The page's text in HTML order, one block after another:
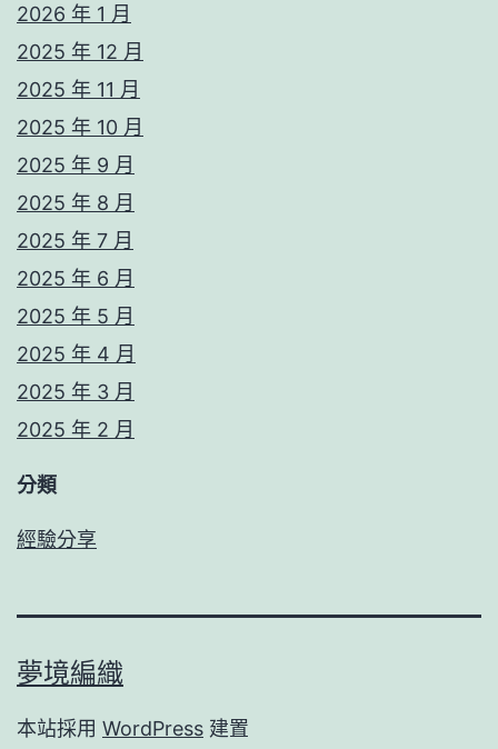
2026 年 1 月
2025 年 12 月
2025 年 11 月
2025 年 10 月
2025 年 9 月
2025 年 8 月
2025 年 7 月
2025 年 6 月
2025 年 5 月
2025 年 4 月
2025 年 3 月
2025 年 2 月
分類
經驗分享
夢境編織
本站採用 WordPress 建置